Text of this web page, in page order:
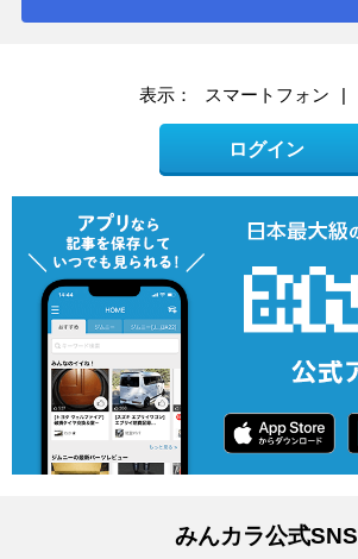
表示： スマートフォン |
ログイン
みんカラ公式SNS